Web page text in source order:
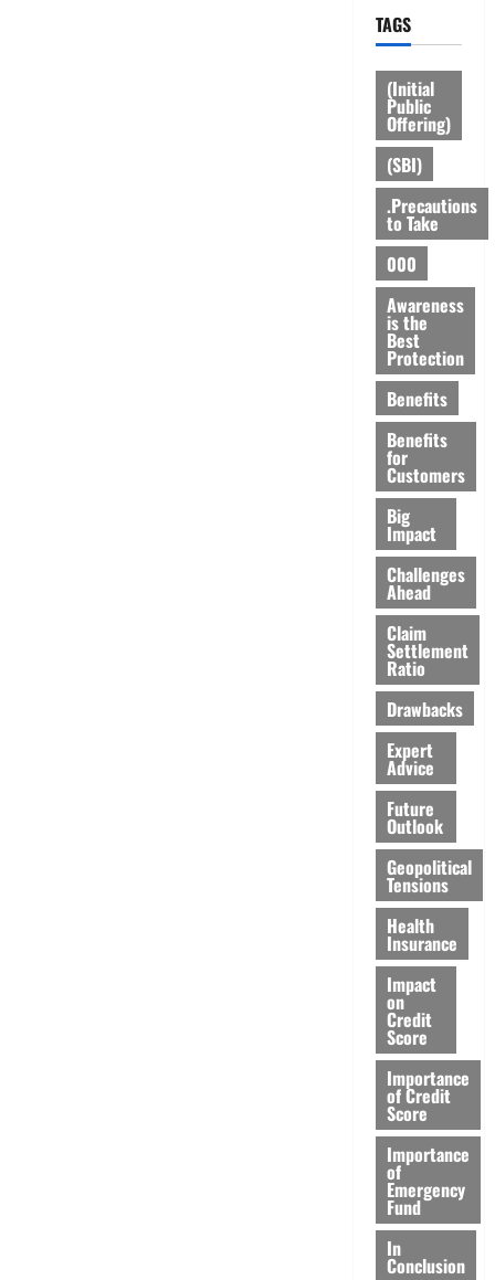
TAGS
(Initial
Public
Offering)
(SBI)
.Precautions
to Take
000
Awareness
is the
Best
Protection
Benefits
Benefits
for
Customers
Big
Impact
Challenges
Ahead
Claim
Settlement
Ratio
Drawbacks
Expert
Advice
Future
Outlook
Geopolitical
Tensions
Health
Insurance
Impact
on
Credit
Score
Importance
of Credit
Score
Importance
of
Emergency
Fund
In
Conclusion